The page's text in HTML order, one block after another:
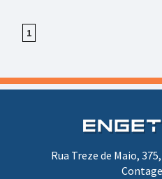
1
Rua Treze de Maio,